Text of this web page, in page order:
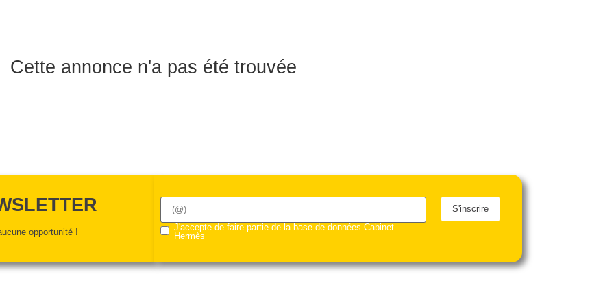
Cette annonce n'a pas été trouvée
opportunité !
J'accepte de faire partie de la base de données Cabinet
Hermès
S'inscrire